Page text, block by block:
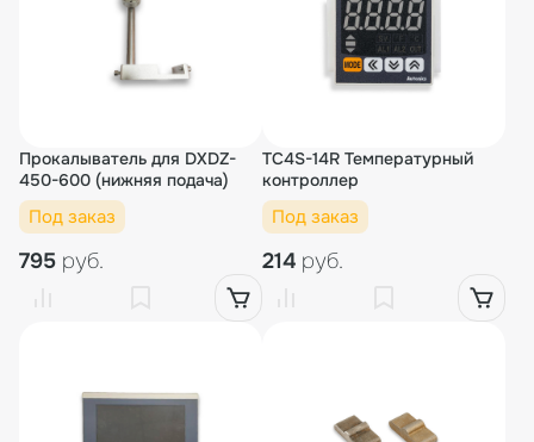
Прокалыватель для DXDZ-
450-600 (нижняя подача)
Под заказ
795 руб.
TC4S-14R Температурный
контроллер
Под заказ
214 руб.